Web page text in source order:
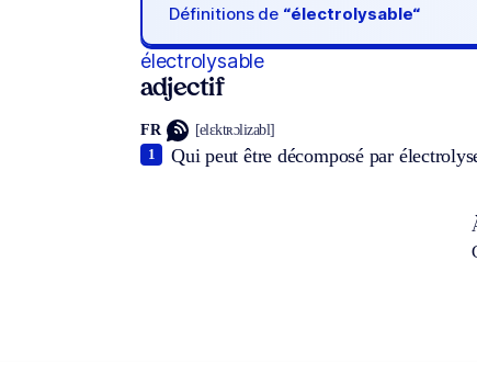
Définitions de “électrolysable“
électrolysable
adjectif
FR [elɛktʀɔlizabl]
Qui peut être décomposé par
1